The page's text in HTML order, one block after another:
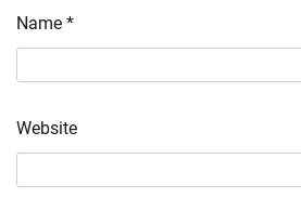
Name *
Website